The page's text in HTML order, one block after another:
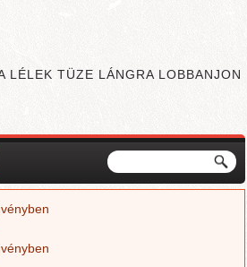
LÉLEK TÜZE LÁNGRA LOBBANJON
Keresés űrlap